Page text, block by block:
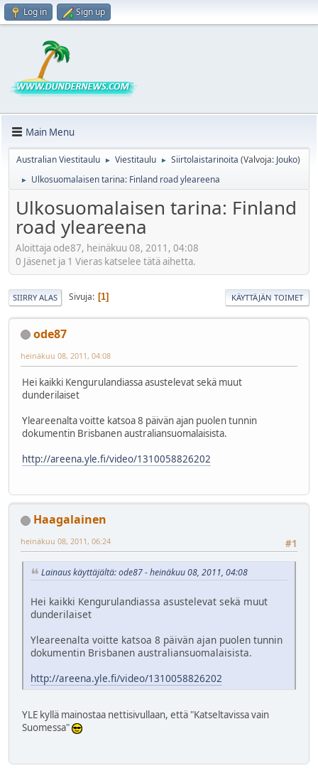
Log in Sign up
Main Menu
Australian Viestitaulu ► Viestitaulu ► Siirtolaistarinoita (Valvoja: Jouko)
► Ulkosuomalaisen tarina: Finland road yleareena
Ulkosuomalaisen tarina: Finland
road yleareena
Aloittaja ode87, heinäkuu 08, 2011, 04:08
0 Jäsenet ja 1 Vieras katselee tätä aihetta.
SIIRRY ALAS Sivuja 1 KÄYTTÄJÄN TOIMET
ode87
heinäkuu 08, 2011, 04:08
Hei kaikki Kengurulandiassa asustelevat sekä muut
dunderilaiset
Yleareenalta voitte katsoa 8 päivän ajan puolen tunnin
dokumentin Brisbanen australiansuomalaisista.
http://areena.yle.fi/video/1310058826202
Haagalainen
#1
heinäkuu 08, 2011, 06:24
Lainaus käyttäjältä: ode87 - heinäkuu 08, 2011, 04:08
Hei kaikki Kengurulandiassa asustelevat sekä muut
dunderilaiset
Yleareenalta voitte katsoa 8 päivän ajan puolen tunnin
dokumentin Brisbanen australiansuomalaisista.
http://areena.yle.fi/video/1310058826202
YLE kyllä mainostaa nettisivullaan, että "Katseltavissa vain
Suomessa"